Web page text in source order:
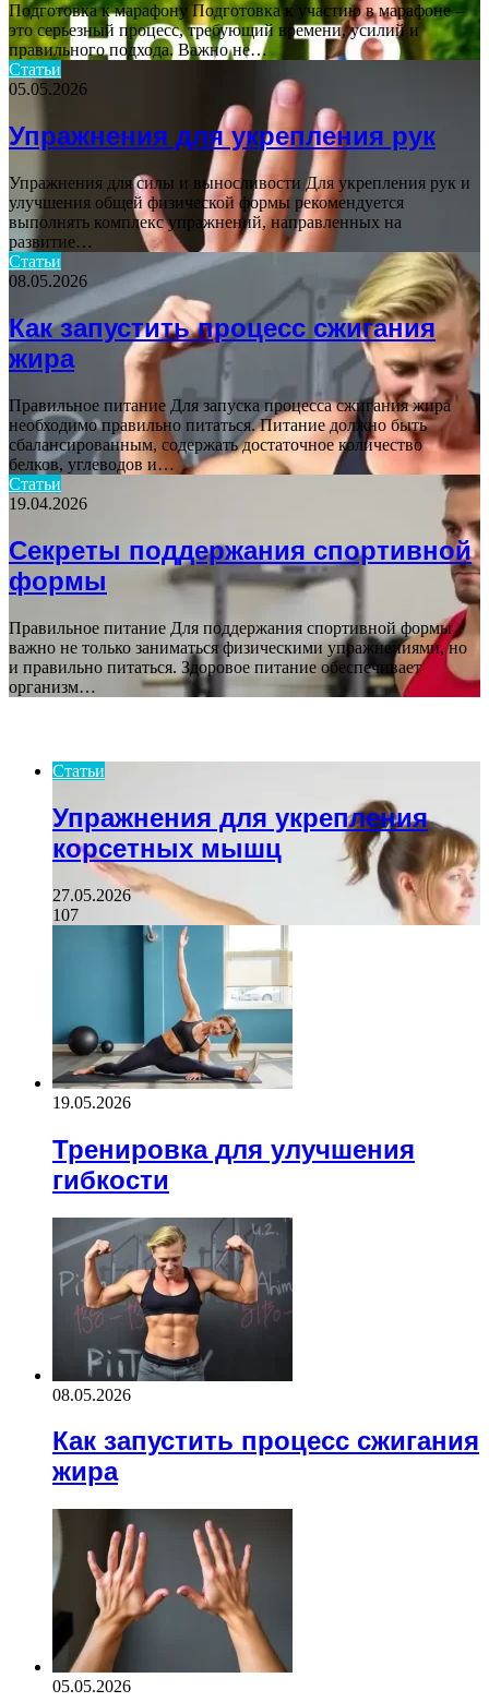
Подготовка к марафону Подготовка к участию в марафоне –
это серьезный процесс, требующий времени, усилий и
правильного подхода. Важно не…
Статьи
05.05.2026
Упражнения для укрепления рук
Упражнения для силы и выносливости Для укрепления рук и
улучшения общей физической формы рекомендуется
выполнять комплекс упражнений, направленных на
развитие…
Статьи
08.05.2026
Как запустить процесс сжигания
жира
Правильное питание Для запуска процесса сжигания жира
необходимо правильно питаться. Питание должно быть
сбалансированным, содержать достаточное количество
белков, углеводов и…
Статьи
19.04.2026
Секреты поддержания спортивной
формы
Правильное питание Для поддержания спортивной формы
важно не только заниматься физическими упражнениями, но
и правильно питаться. Здоровое питание обеспечивает
организм…
Статьи
Упражнения для укрепления
корсетных мышц
27.05.2026
107
19.05.2026
Тренировка для улучшения
гибкости
08.05.2026
Как запустить процесс сжигания
жира
05.05.2026